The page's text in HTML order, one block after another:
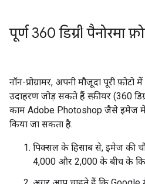
पूर्ण 360 डिग्री पैनोरमा
नॉन-प्रोग्रामर, अपनी मौजूदा पूरी फ़ोटो
उदाहरण जोड़ सकते हैं स्फ़ीयर (360
काम Adobe Photoshop जैसे इमेज में
किया जा सकता है.
पिक्सल के हिसाब से, इमेज की
4,000 और 2,000 के बीच के